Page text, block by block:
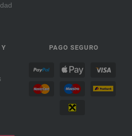
PAGO SEGURO